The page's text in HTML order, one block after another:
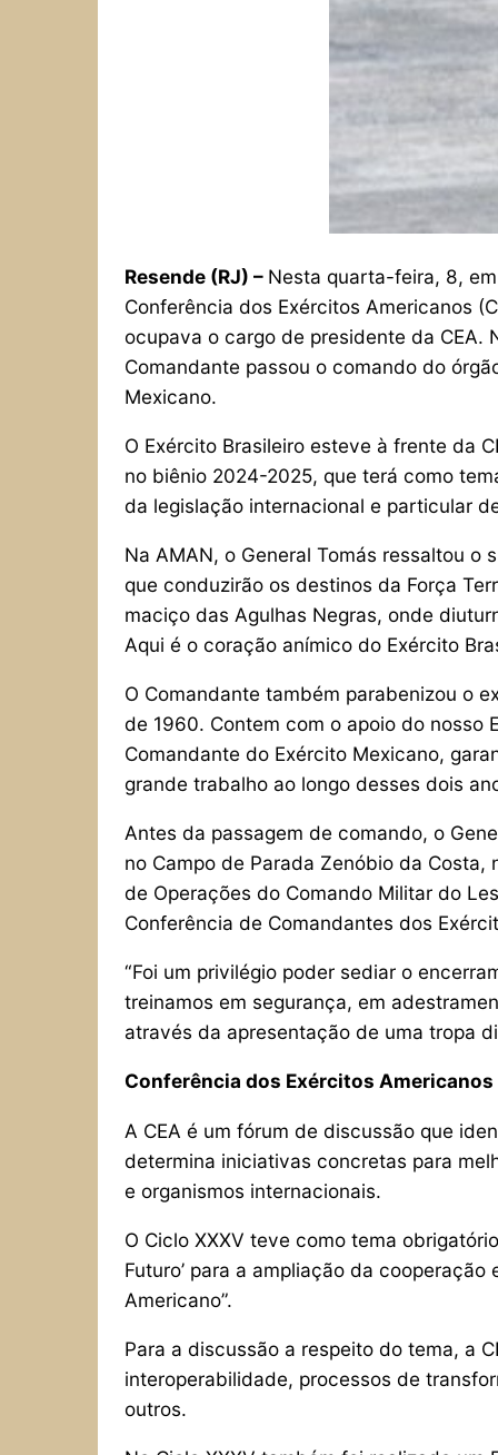
Resende (RJ) – Nesta quarta-feira, 8,
Conferência dos Exércitos Americanos
ocupava o cargo de presidente da
Comandante passou o comando do
Mexicano.
O Exército Brasileiro esteve à frente da
no biênio 2024-2025, que terá como
da legislação internacional e particular
Na AMAN, o General Tomás ressaltou
que conduzirão os destinos da Força
maciço das Agulhas Negras, onde
Aqui é o coração anímico do Exército
O Comandante também parabenizou o
de 1960. Contem com o apoio do nosso
Comandante do Exército Mexicano,
grande trabalho ao longo desses dois
Antes da passagem de comando, o
no Campo de Parada Zenóbio da
de Operações do Comando Militar do
Conferência de Comandantes dos
“Foi um privilégio poder sediar o
treinamos em segurança, em
através da apresentação de uma tropa
Conferência dos Exércitos Americanos
A CEA é um fórum de discussão que
determina iniciativas concretas para
e organismos internacionais.
O Ciclo XXXV teve como tema
Futuro’ para a ampliação da
Americano”.
Para a discussão a respeito do tema, a
interoperabilidade, processos de
outros.